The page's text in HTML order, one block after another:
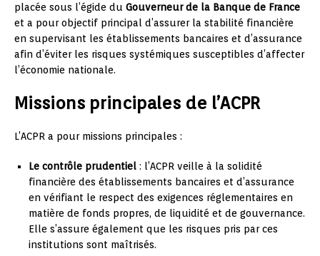
placée sous l’égide du Gouverneur de la Banque de France
et a pour objectif principal d’assurer la stabilité financière
en supervisant les établissements bancaires et d’assurance
afin d’éviter les risques systémiques susceptibles d’affecter
l’économie nationale.
Missions principales de l’ACPR
L’ACPR a pour missions principales :
Le contrôle prudentiel : l’ACPR veille à la solidité
financière des établissements bancaires et d’assurance
en vérifiant le respect des exigences réglementaires en
matière de fonds propres, de liquidité et de gouvernance.
Elle s’assure également que les risques pris par ces
institutions sont maîtrisés.